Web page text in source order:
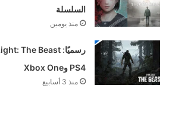
السلسلة
منذ يومين
PS4 وXbox One
منذ 3 أسابيع